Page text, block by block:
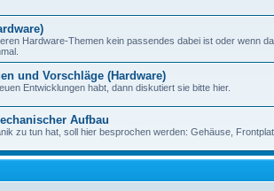
Hardware-Themen kein passendes dabei ist oder wenn
und Vorschläge (Hardware)
Entwicklungen habt, dann diskutiert sie bitte hier.
Aufbau
zu tun hat, soll hier besprochen werden: Gehäuse,